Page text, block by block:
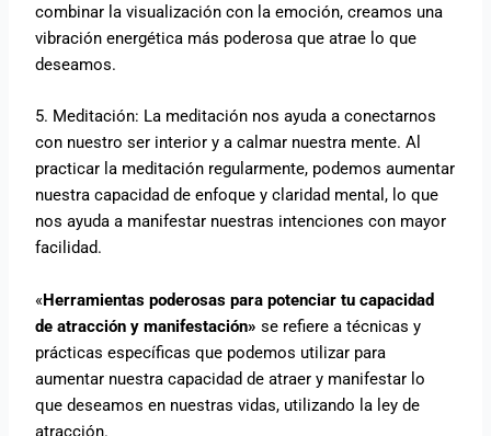
combinar la visualización con la emoción, creamos una
vibración energética más poderosa que atrae lo que
deseamos.
5. Meditación: La meditación nos ayuda a conectarnos
con nuestro ser interior y a calmar nuestra mente. Al
practicar la meditación regularmente, podemos aumentar
nuestra capacidad de enfoque y claridad mental, lo que
nos ayuda a manifestar nuestras intenciones con mayor
facilidad.
«Herramientas poderosas para potenciar tu capacidad
de atracción y manifestación»se refiere a técnicas y
prácticas específicas que podemos utilizar para
aumentar nuestra capacidad de atraer y manifestar lo
que deseamos en nuestras vidas, utilizando la ley de
atracción.